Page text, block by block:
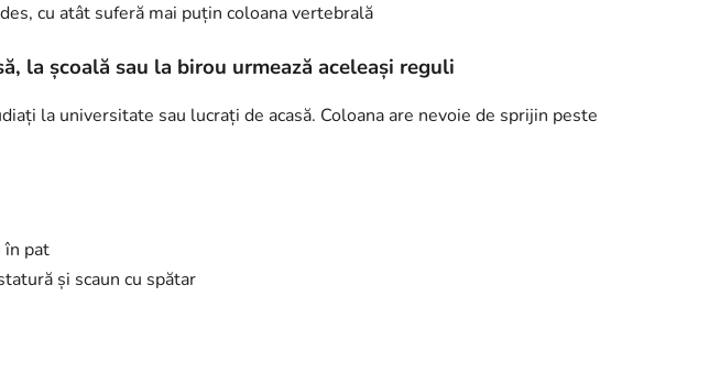
cu atât suferă mai puțin coloana vertebrală
la școală sau la birou urmează aceleași reguli
la universitate sau lucrați de acasă. Coloana are nevoie de sprijin peste
în pat
și scaun cu spătar